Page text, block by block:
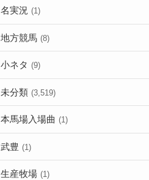
名実況 (1)
地方競馬 (8)
小ネタ (9)
未分類 (3,519)
本馬場入場曲 (1)
武豊 (1)
生産牧場 (1)